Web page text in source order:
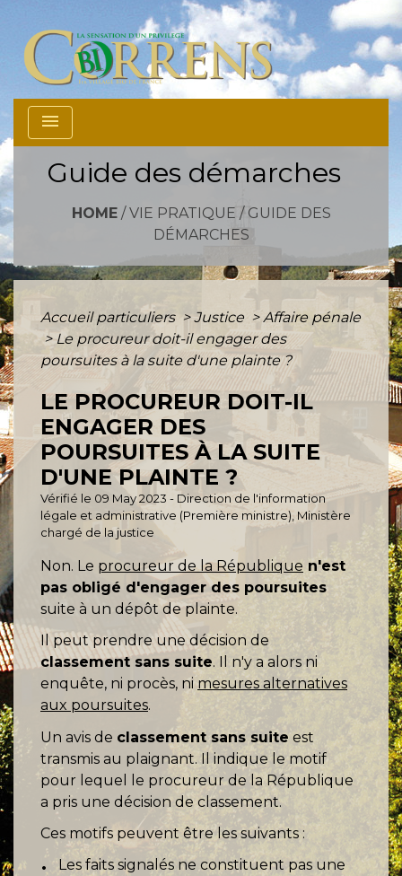
menu
Guide des démarches
HOME/ VIE PRATIQUE / GUIDE DES
DÉMARCHES
Accueil particuliers > Justice > Affaire pénale
> Le procureur doit-il engager des
poursuites à la suite d'une plainte ?
LE PROCUREUR DOIT-IL
ENGAGER DES
POURSUITES À LA SUITE
D'UNE PLAINTE ?
Vérifié le 09 May 2023 - Direction de l'information
légale et administrative (Première ministre), Ministère
chargé de la justice
Non. Le procureur de la République n'est
pas obligé d'engager des poursuites
suite à un dépôt de plainte.
Il peut prendre une décision de
classement sans suite. Il n'y a alors ni
enquête, ni procès, ni mesures alternatives
aux poursuites.
Un avis de classement sans suite est
transmis au plaignant. Il indique le motif
pour lequel le procureur de la République
a pris une décision de classement.
Ces motifs peuvent être les suivants :
Les faits signalés ne constituent pas une